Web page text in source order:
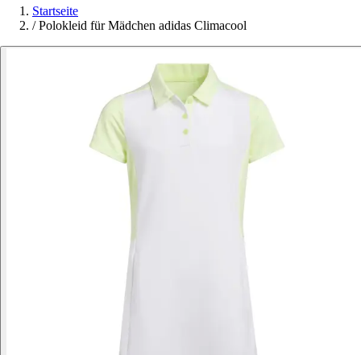
Startseite
/ Polokleid für Mädchen adidas Climacool